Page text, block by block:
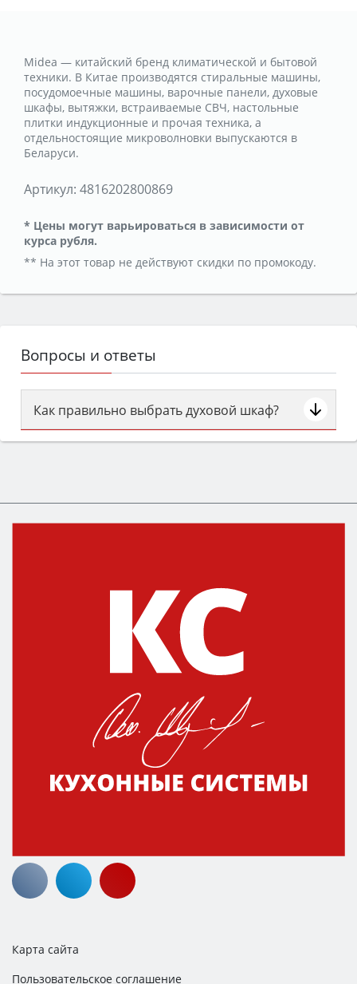
Midea — китайский бренд климатической и бытовой
техники. В Китае производятся стиральные машины,
посудомоечные машины, варочные панели, духовые
шкафы, вытяжки, встраиваемые СВЧ, настольные
плитки индукционные и прочая техника, а
отдельностоящие микроволновки выпускаются в
Беларуси.
Артикул: 4816202800869
* Цены могут варьироваться в зависимости от
курса рубля.
** На этот товар не действуют скидки по промокоду.
Вопросы и ответы
Как правильно выбрать духовой шкаф?
Сначала определитесь с типом (газовый или
класс энергопотребления не ниже A и нужные
Карта сайта
Пользовательское соглашение